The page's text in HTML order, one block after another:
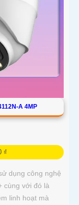
A 4MP
₫
dụng công nghệ
cùng với đó là
linh hoạt mà